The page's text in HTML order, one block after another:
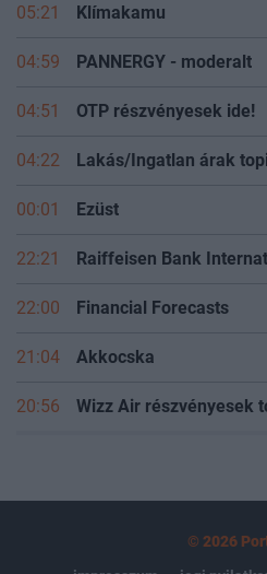
05:21 Klímakamu
04:59 PANNERGY - moderalt
04:51 OTP részvényesek ide!
04:22 Lakás/Ingatlan árak
00:01 Ezüst
22:21 Raiffeisen Bank
22:00 Financial Forecasts
21:04 Akkocska
20:56 Wizz Air részvényesek
© 2026